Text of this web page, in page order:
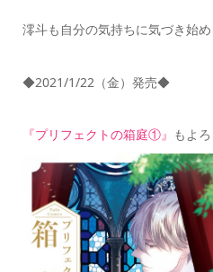
澪斗も自分の気持ちに気づき始め
◆2021/1/22（金）発売◆
『プリフェクトの箱庭①』 もよ